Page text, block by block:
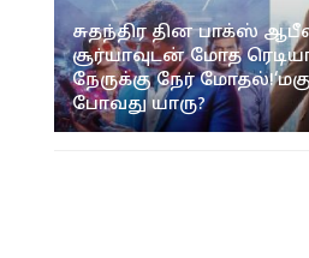
சுதந்திர தின பாக்ஸ்
சூர்யாவுடன் மோத
நேருக்கு நேர்
போவது யாரு?